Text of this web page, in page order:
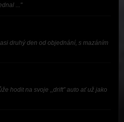
..."
druhý den od objednání, s mazáním
hodit na svoje ,,drift” auto ať už jako